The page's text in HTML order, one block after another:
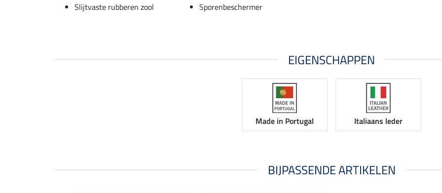
Slijtvaste rubberen zool
Sporenbeschermer
EIGENSCHAPPEN
Made in Portugal Italiaans leder
BIJPASSENDE ARTIKELEN